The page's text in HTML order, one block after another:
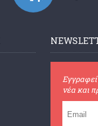
νέα και